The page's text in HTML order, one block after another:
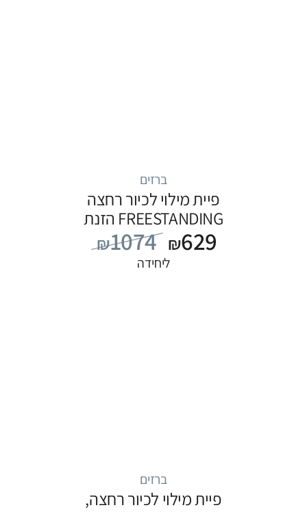
ברזים
פיית מילוי לכיור רחצה
FREESTANDING הזנת
מים מהרצפה, סדרה
FLOW: לבן
₪1074 ₪629
ליחידה
ברזים
פיית מילוי לכיור רחצה,